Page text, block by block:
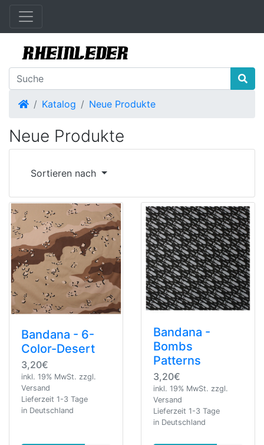
Startseite
Katalog Neue Produkte
Neue Produkte
Sortieren nach
Bandana - 6-
Color-Desert
3,20€
inkl. 19% MwSt. zzgl.
Versand
Lieferzeit 1-3 Tage
in Deutschland
Bandana -
Bombs
Patterns
3,20€
inkl. 19% MwSt. zzgl.
Versand
Lieferzeit 1-3 Tage
in Deutschland